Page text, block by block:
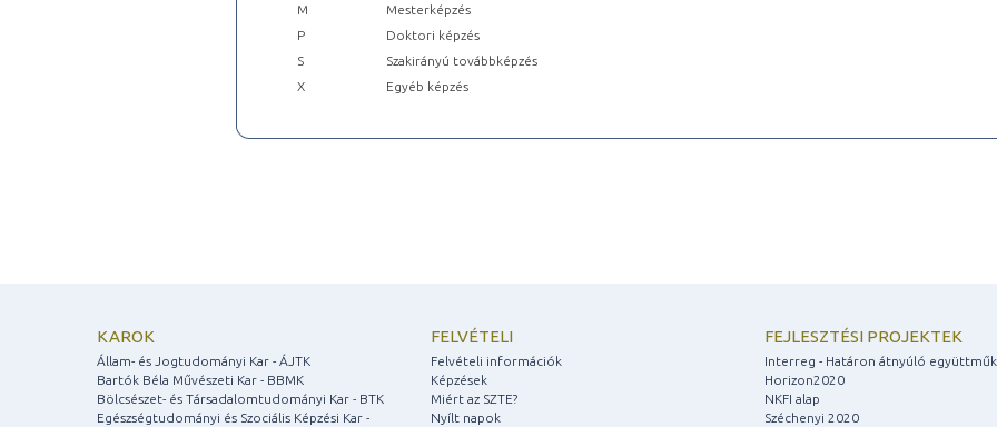
M
Mesterképzés
P
Doktori képzés
S
Szakirányú továbbképzés
X
Egyéb képzés
KAROK
Állam- és Jogtudományi Kar - ÁJTK
Bartók Béla Művészeti Kar - BBMK
Bölcsészet- és Társadalomtudományi Kar - BTK
Egészségtudományi és Szociális Képzési Kar -
FELVÉTELI
Felvételi információk
Képzések
Miért az SZTE?
Nyílt napok
FEJLESZTÉSI PROJEKTEK
Interreg - Határon átnyúló
Horizon2020
NKFI alap
Széchenyi 2020